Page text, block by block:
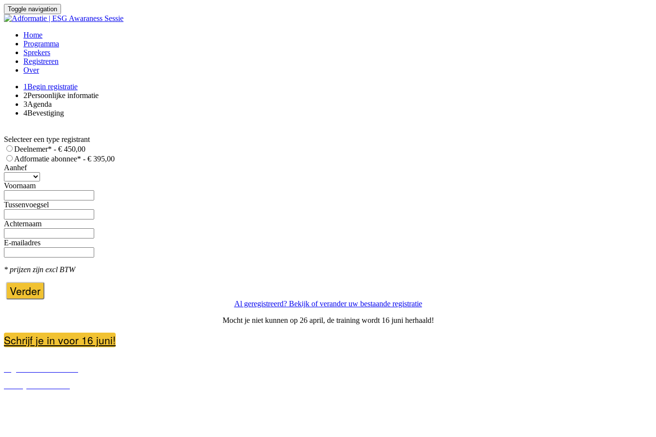
Toggle navigation
Home
Programma
Sprekers
Registreren
Over
1Begin registratie
2Persoonlijke informatie
3Agenda
4Bevestiging
Selecteer een type registrant
Deelnemer* - € 450,00
Adformatie abonnee* - € 395,00
Aanhef
Voornaam
Tussenvoegsel
Achternaam
E-mailadres
* prijzen zijn excl BTW
Verder
Al geregistreerd? Bekijk of verander uw bestaande registratie
Mocht je niet kunnen op 26 april, de training wordt 16 juni herhaald!
Schrijf je in voor 16 juni!